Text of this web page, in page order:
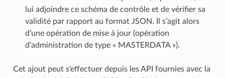
lui adjoindre ce schéma de contrôle et de vérifier sa
validité par rapport au format JSON. Il s’agit alors
d’une opération de mise à jour (opération
d’administration de type « MASTERDATA »).
Cet ajout peut s’effectuer depuis les API fournies avec la